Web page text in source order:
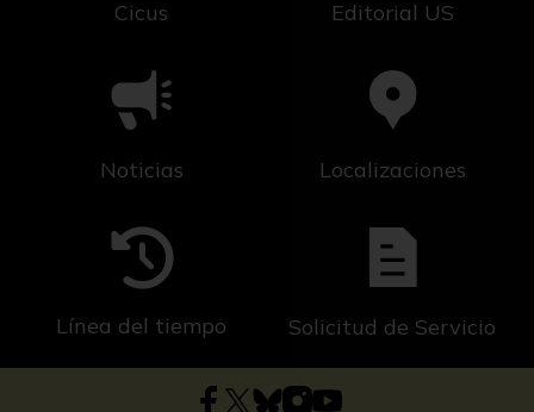
Cicus Editorial US
Noticias Localizaciones
Línea del tiempo Solicitud de Servicio